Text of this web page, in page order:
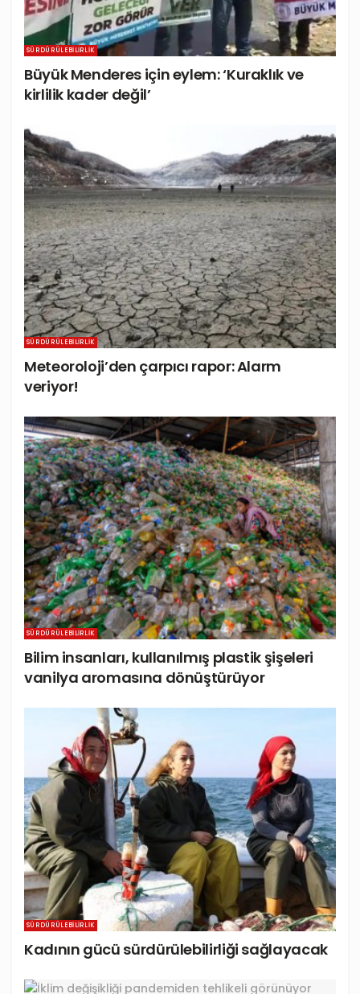
SÜRDÜRÜLEBILIRLIK
Büyük Menderes için eylem: ‘Kuraklık ve
kirlilik kader değil’
SÜRDÜRÜLEBILIRLIK
Meteoroloji’den çarpıcı rapor: Alarm
veriyor!
SÜRDÜRÜLEBILIRLIK
Bilim insanları, kullanılmış plastik şişeleri
vanilya aromasına dönüştürüyor
SÜRDÜRÜLEBILIRLIK
Kadının gücü sürdürülebilirliği sağlayacak